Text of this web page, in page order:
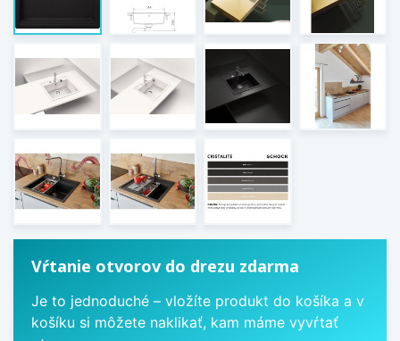
Vŕtanie otvorov do drezu zdarma
Je to jednoduché – vložíte produkt do košíka a v
košíku si môžete naklikať, kam máme vyvŕtať